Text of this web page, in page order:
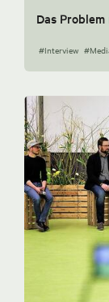
Das
#Interview